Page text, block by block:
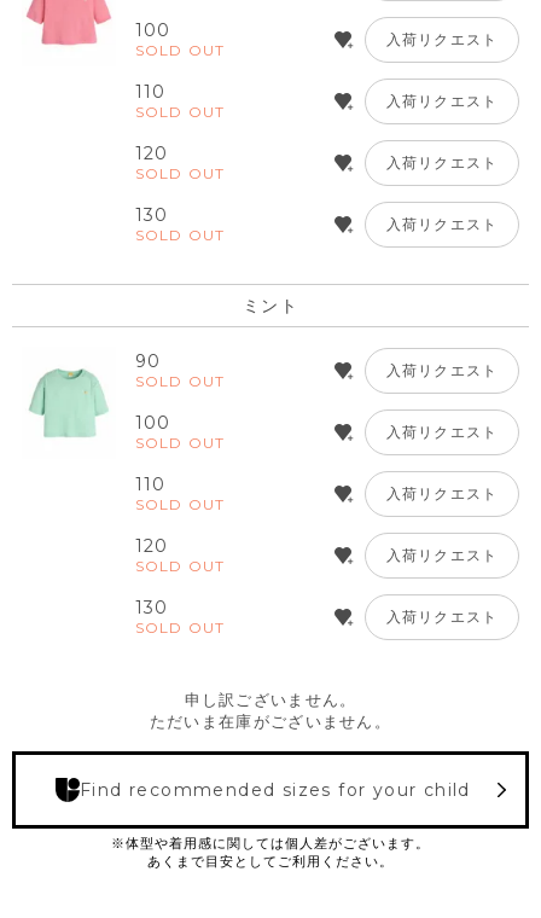
100
SOLD OUT
入荷リクエスト
110
SOLD OUT
入荷リクエスト
120
SOLD OUT
入荷リクエスト
130
SOLD OUT
入荷リクエスト
ミント
90
SOLD OUT
入荷リクエスト
100
SOLD OUT
入荷リクエスト
110
SOLD OUT
入荷リクエスト
120
SOLD OUT
入荷リクエスト
130
SOLD OUT
入荷リクエスト
申し訳ございません。
ただいま在庫がございません。
Find recommended sizes for your child